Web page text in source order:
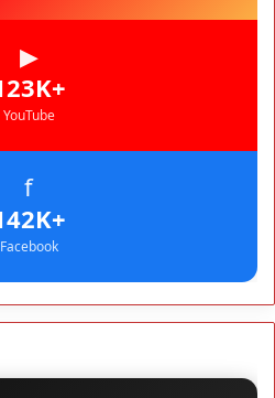
▶
+123K
YouTube
f
+142K
Facebook